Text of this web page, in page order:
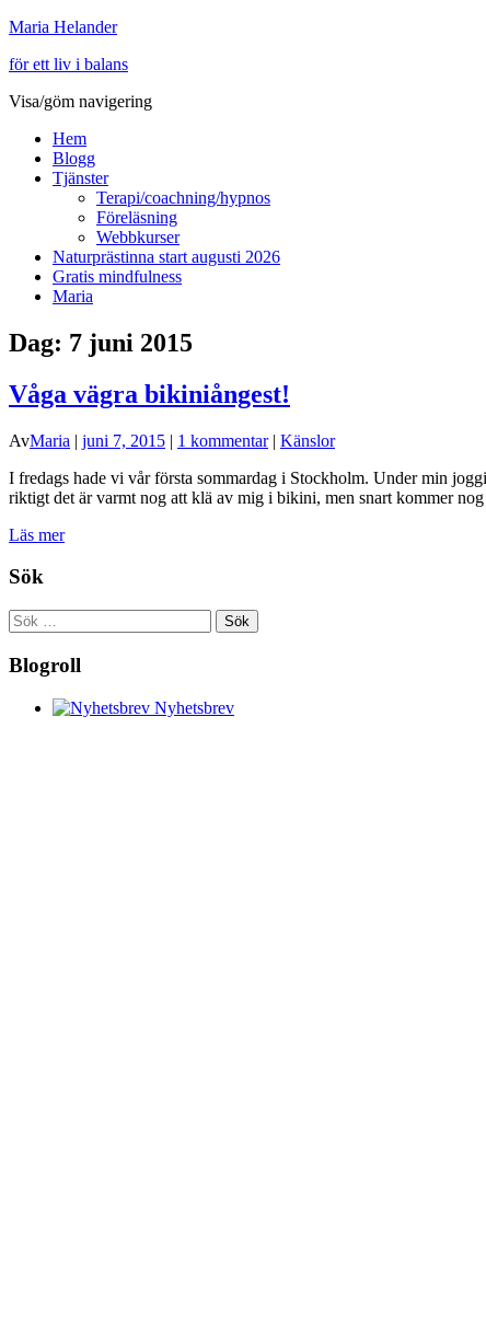
Maria Helander
för ett liv i balans
Visa/göm navigering
Hem
Blogg
Tjänster
Terapi/coachning/hypnos
Föreläsning
Webbkurser
Naturprästinna start augusti 2026
Gratis mindfulness
Maria
Dag: 7 juni 2015
Våga vägra bikiniångest!
AvMaria | juni 7, 2015 | 1 kommentar| Känslor
I fredags hade vi vår första sommardag i Stockholm. Under min
riktigt det är varmt nog att klä av mig i bikini, men snart kommer
Läs mer
Sök
Sök
efter:
Blogroll
Nyhetsbrev